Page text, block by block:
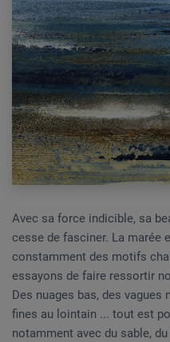
Avec sa force indicible, sa
cesse de fasciner. La marée
constamment des motifs
essayons de faire ressortir
Des nuages bas, des
fines au lointain ... tout est
notamment avec du sable,